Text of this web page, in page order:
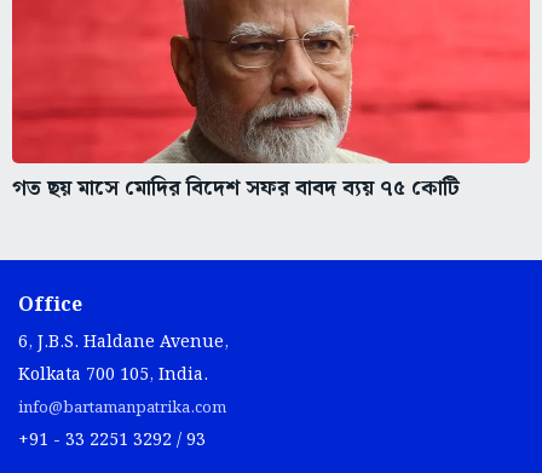
গত ছয় মাসে মোদির বিদেশ সফর বাবদ ব্যয় ৭৫ কোটি
Office
6, J.B.S. Haldane Avenue,
Kolkata 700 105, India.
info@bartamanpatrika.com
+91 - 33 2251 3292 / 93